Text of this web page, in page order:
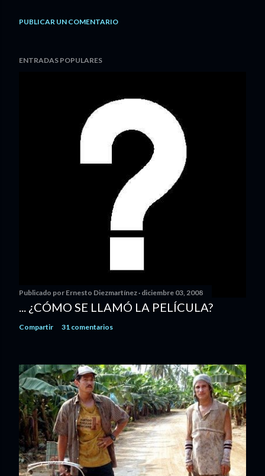
PUBLICAR UN COMENTARIO
ENTRADAS POPULARES
Publicado por Ernesto Diezmartínez diciembre 03, 2008
... ¿CÓMO SE LLAMÓ LA PELÍCULA?
Compartir 31 comentarios